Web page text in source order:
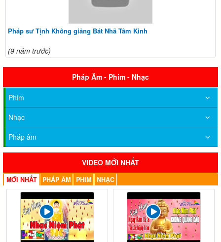
Pháp sư Tịnh Không giảng Bát Nhã Tâm Kinh
(9 năm trước)
Pháp Âm - Phim - Nhạc
Phim
Nhạc
Pháp âm
VIDEO MỚI NHẤT
MỚI NHẤT PHÁP ÂM PHIM NHẠC